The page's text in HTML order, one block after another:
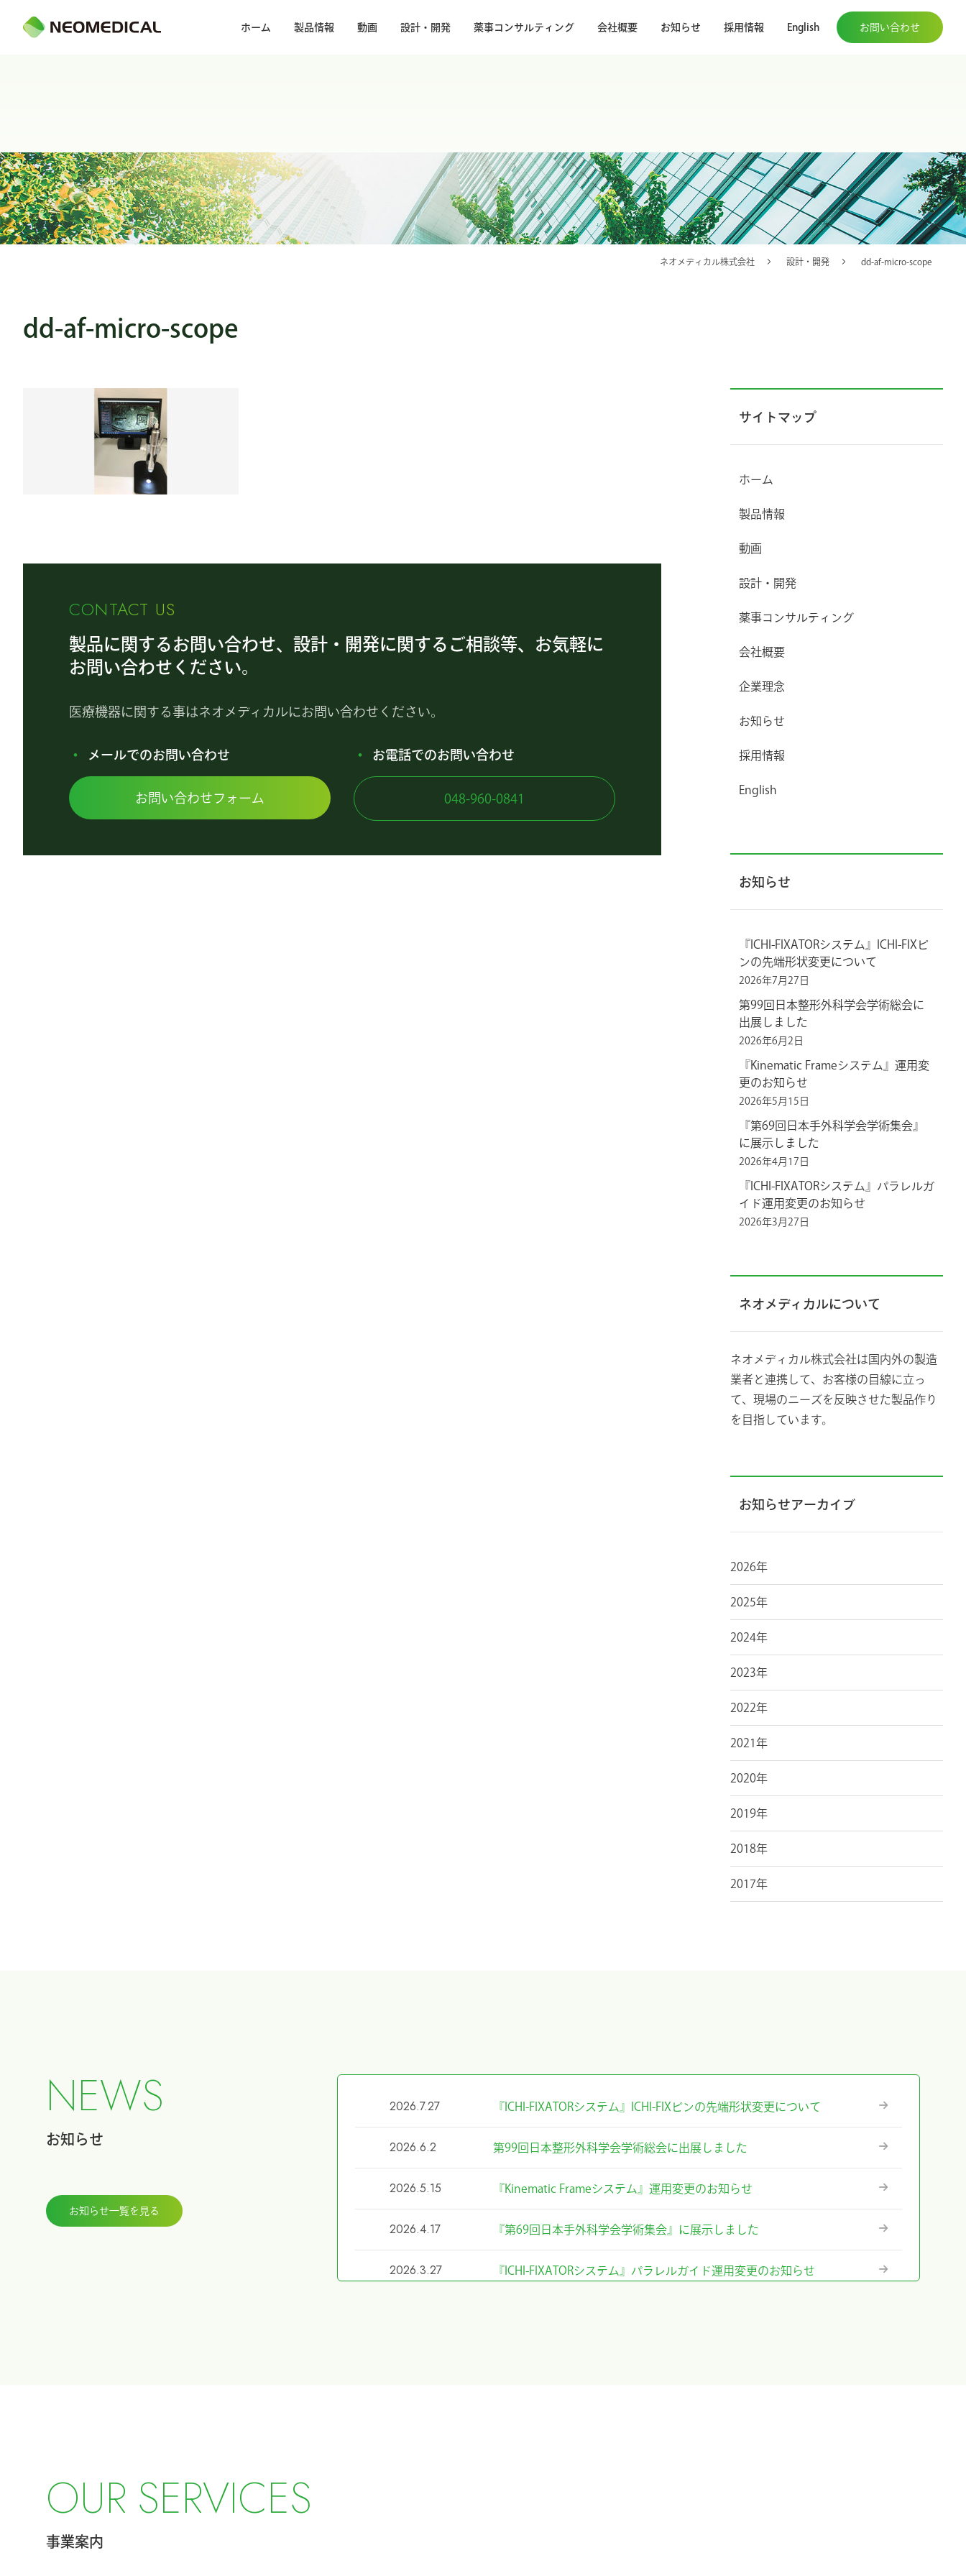
ホーム 製品情報 動画 設計・開発 薬事コンサルティング 会社概要 お知らせ 採用情報 English お問い合わせ
ネオメディカル株式会社 設計・開発 dd-af-micro-scope
dd-af-micro-scope
CONTACT US
製品に関するお問い合わせ、設計・開発に関するご相談等、お気軽に
お問い合わせください。
医療機器に関する事はネオメディカルにお問い合わせください。
メールでのお問い合わせ
お問い合わせフォーム
お電話でのお問い合わせ
048-960-0841
サイトマップ
ホーム
製品情報
動画
設計・開発
薬事コンサルティング
会社概要
企業理念
お知らせ
採用情報
English
お知らせ
『ICHI-FIXATORシステム』ICHI-FIXピ
ンの先端形状変更について
2026年7月27日
第99回日本整形外科学会学術総会に
出展しました
2026年6月2日
『Kinematic Frameシステム』運用変
更のお知らせ
2026年5月15日
『第69回日本手外科学会学術集会』
に展示しました
2026年4月17日
『ICHI-FIXATORシステム』パラレルガ
イド運用変更のお知らせ
2026年3月27日
ネオメディカルについて
ネオメディカル株式会社は国内外の製造
業者と連携して、お客様の目線に立っ
て、現場のニーズを反映させた製品作り
を目指しています。
お知らせアーカイブ
2026年
2025年
2024年
2023年
2022年
2021年
2020年
2019年
2018年
2017年
NEWS
お知らせ
お知らせ一覧を見る
2026.7.27 『ICHI-FIXATORシステム』ICHI-FIXピンの先端形状変更について
2026.6.2 第99回日本整形外科学会学術総会に出展しました
2026.5.15 『Kinematic Frameシステム』運用変更のお知らせ
2026.4.17 『第69回日本手外科学会学術集会』に展示しました
2026.3.27 『ICHI-FIXATORシステム』パラレルガイド運用変更のお知らせ
OUR SERVICES
事業案内